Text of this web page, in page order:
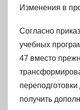
Изменения в
Согласно
учебных
47 вместо
получить